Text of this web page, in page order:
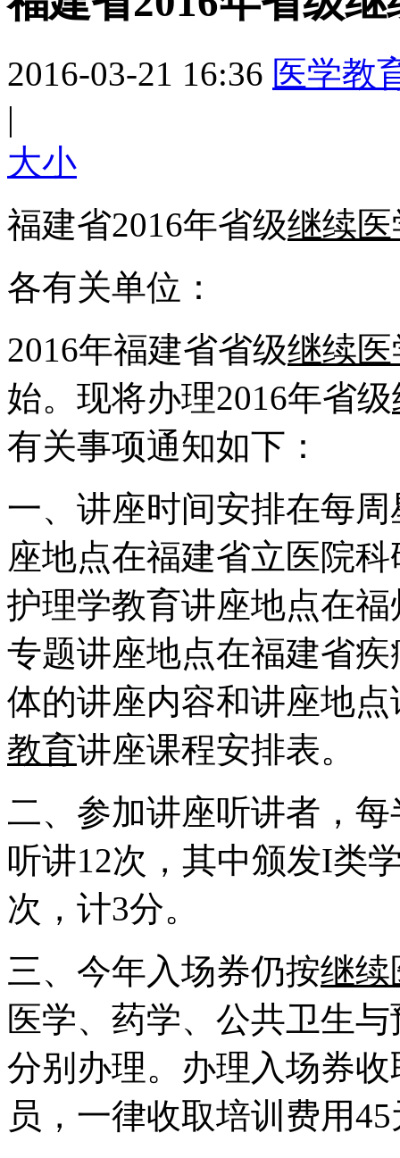
2016-03-21 16:36 医学教
|
大小
福建省2016年省级继续
各有关单位：
2016年福建省省级继续
始。现将办理2016年省级
有关事项通知如下：
一、讲座时间安排在每
座地点在福建省立医院
护理学教育讲座地点在
专题讲座地点在福建省
体的讲座内容和讲座地
教育讲座课程安排表。
二、参加讲座听讲者，
听讲12次，其中颁发I类
次，计3分。
三、今年入场券仍按继续
医学、药学、公共卫生
分别办理。办理入场券
员，一律收取培训费用